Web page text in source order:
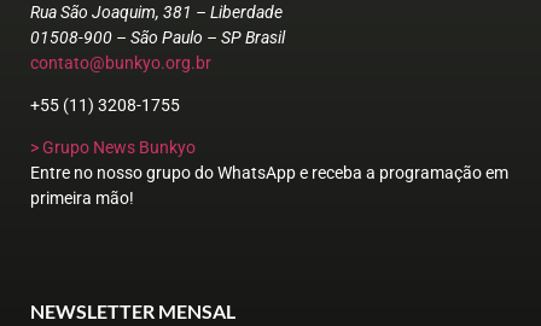
Rua São Joaquim, 381 – Liberdade
01508-900 – São Paulo – SP Brasil
contato@bunkyo.org.br
+55 (11) 3208-1755
> Grupo News Bunkyo
Entre no nosso grupo do WhatsApp e receba a programação em
primeira mão!
NEWSLETTER MENSAL